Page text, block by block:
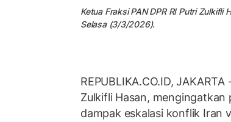
Ketua Fraksi PAN DPR RI Putri
Selasa (3/3/2026).
REPUBLIKA.CO.ID,
Zulkifli Hasan,
dampak eskalasi konflik Iran